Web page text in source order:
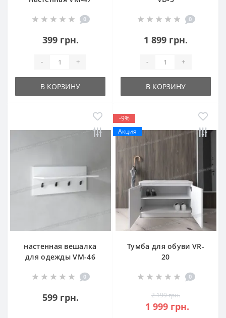
0
399 грн.
- +
В КОРЗИНУ
0
1 899 грн.
- +
В КОРЗИНУ
настенная вешалка
для одежды VM-46
0
599 грн.
-9%
Акция
Тумба для обуви VR-
20
0
2 199 грн.
1 999 грн.